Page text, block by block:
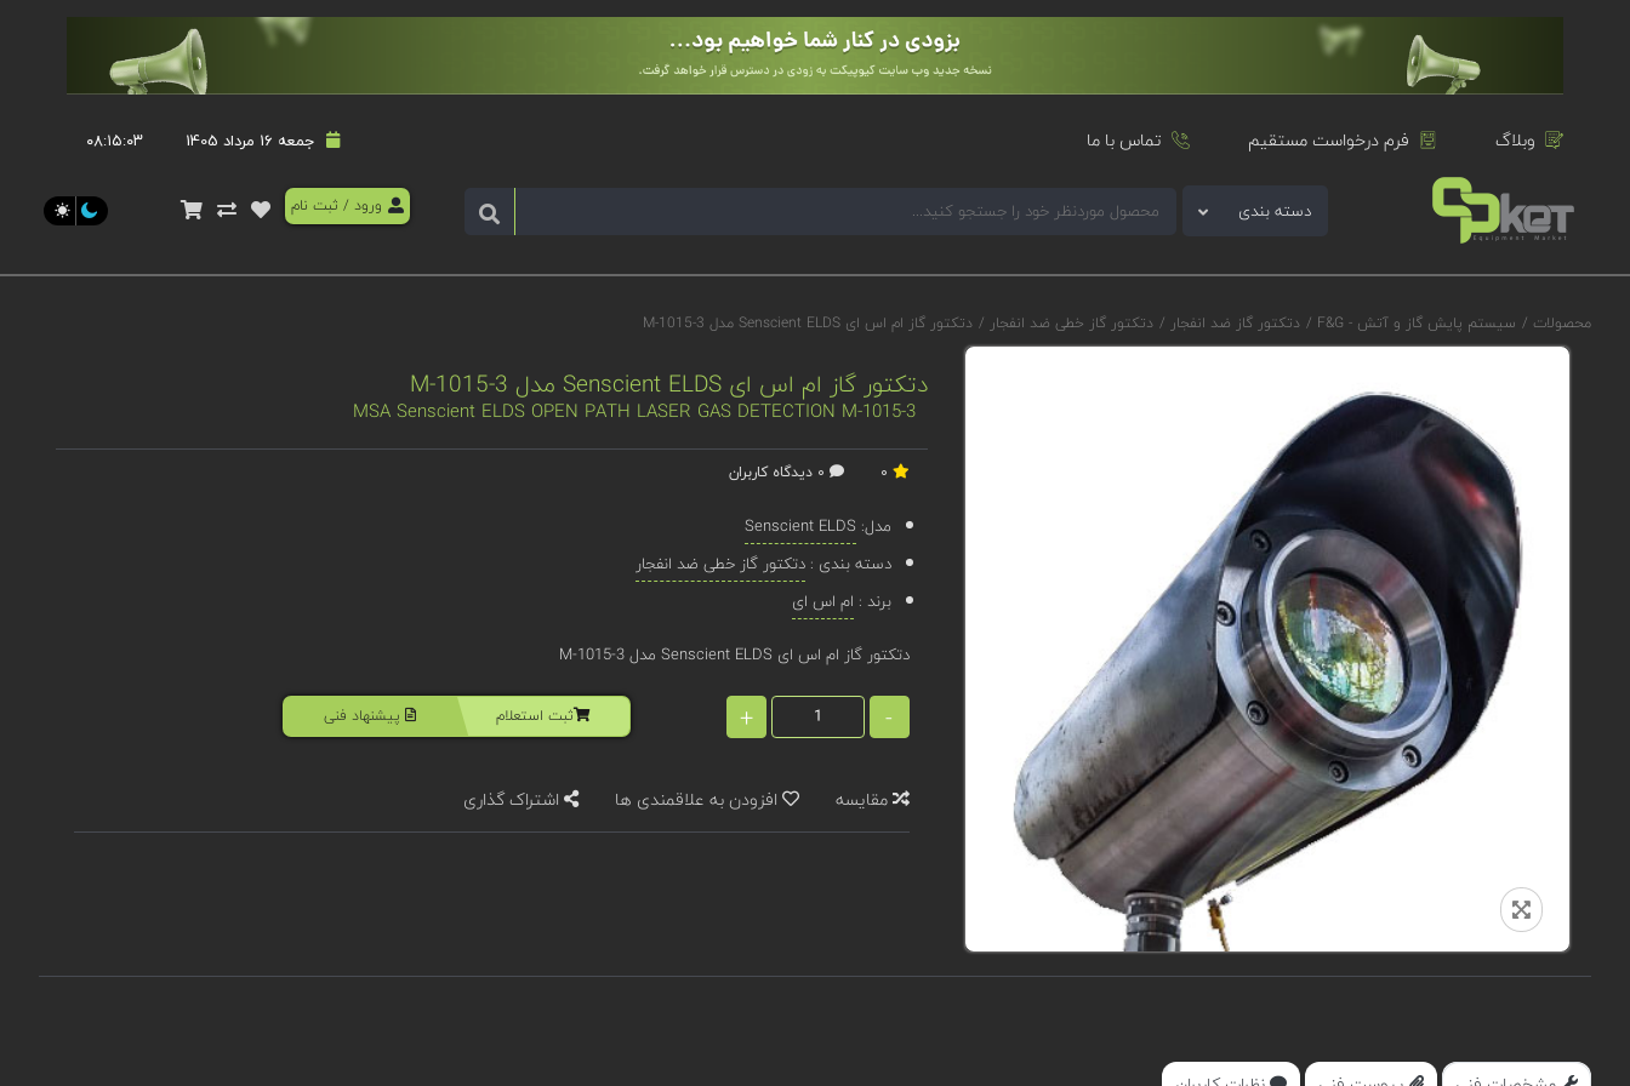
وبلاگ فرم درخواست مستقیم تماس با ما جمعه 16 مرداد 1405 ۰۸:۱۵:۰۳
دسته بندی ورود / ثبت نام
محصولات / سیستم پایش گاز و آتش - F&G / دتکتور گاز ضد انفجار / دتکتور گاز خطی ضد انفجار / دتکتور گاز ام اس ای Senscient ELDS مدل M-1015-3
دتکتور گاز ام اس ای Senscient ELDS مدل M-1015-3
MSA Senscient ELDS OPEN PATH LASER GAS DETECTION M-1015-3
مدل: Senscient ELDS
دسته بندی :دتکتور گاز خطی ضد انفجار
برند : ام اس ای
دتکتور گاز ام اس ای Senscient ELDS مدل M-1015-3
-
+ ثبت استعلام پیشنهاد فنی
مقایسه افزودن به علاقمندی ها اشتراک گذاری